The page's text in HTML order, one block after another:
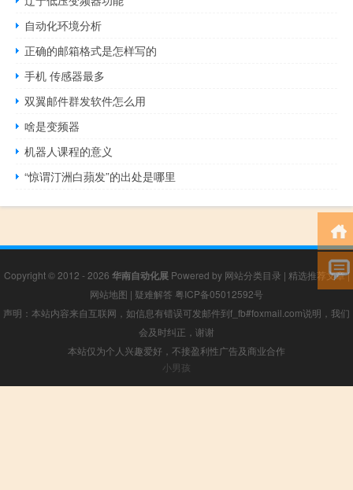
自动化环境分析
正确的邮箱格式是怎样写的
手机 传感器最多
双翼邮件群发软件怎么用
啥是变频器
机器人课程的意义
“惊谓汀洲白蘋发”的出处是哪里
Copyright © 2012 - 2026 华南自动化展Powered by 网站分类目录 | 精选推荐文章|
网站地图 | 疑难解答 粤ICP备05012592号
声明：本站内容来自互联网，如信息有错误可发邮件到f_fb#foxmail.com说明，我们
会及时纠正，谢谢
本站仅为个人兴趣爱好，不接盈利性广告及商业合作
小男孩